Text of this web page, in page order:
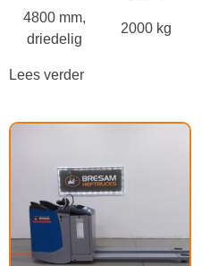
4800 mm,
driedelig
2000 kg
Lees verder